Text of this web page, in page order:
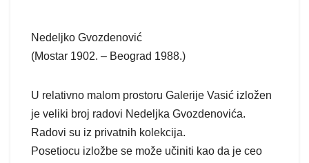
Nedeljko Gvozdenović
(Mostar 1902. – Beograd 1988.)
U relativno malom prostoru Galerije Vasić izložen
je veliki broj radovi Nedeljka Gvozdenovića.
Radovi su iz privatnih kolekcija.
Posetiocu izložbe se može učiniti kao da je ceo